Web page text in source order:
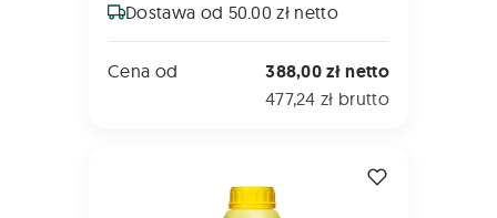
Dostawa od 50.00 zł netto
Cena od 388,00 zł netto
477,24 zł brutto